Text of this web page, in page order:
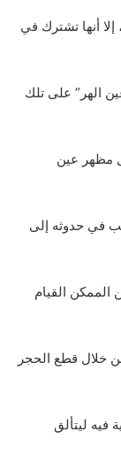
إلا أنها تشترك في
الهر” على تلك
مظهر عين
في حدوثه إلى
الممكن القيام
خلال قطع الحجر
فيه ليتألق